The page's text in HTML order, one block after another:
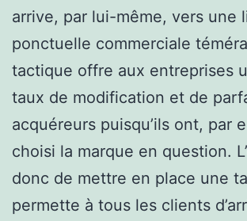
arrive, par lui-même, vers une
ponctuelle commerciale
tactique offre aux entreprises
taux de modification et de
acquéreurs puisqu’ils ont, par
choisi la marque en question.
donc de mettre en place une
permette à tous les clients